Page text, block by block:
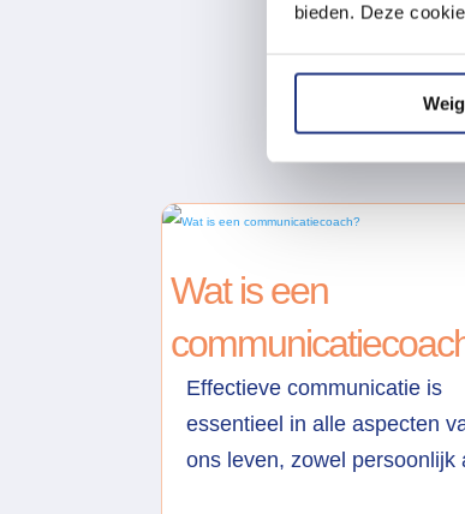
bieden. Deze
Wat is een
Effectieve communicatie is
essentieel in alle aspecten
ons leven, zowel persoonlijk